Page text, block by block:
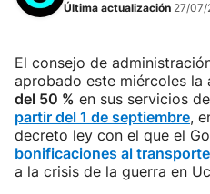
Última actualización 27/
El consejo de
aprobado este miércoles la
del 50 % en sus servicios
partir del 1 de septiembre,
decreto ley con el que el
bonificaciones al
a la crisis de la guerra en